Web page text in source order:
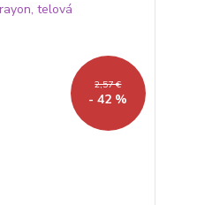
2,57 €
- 42 %